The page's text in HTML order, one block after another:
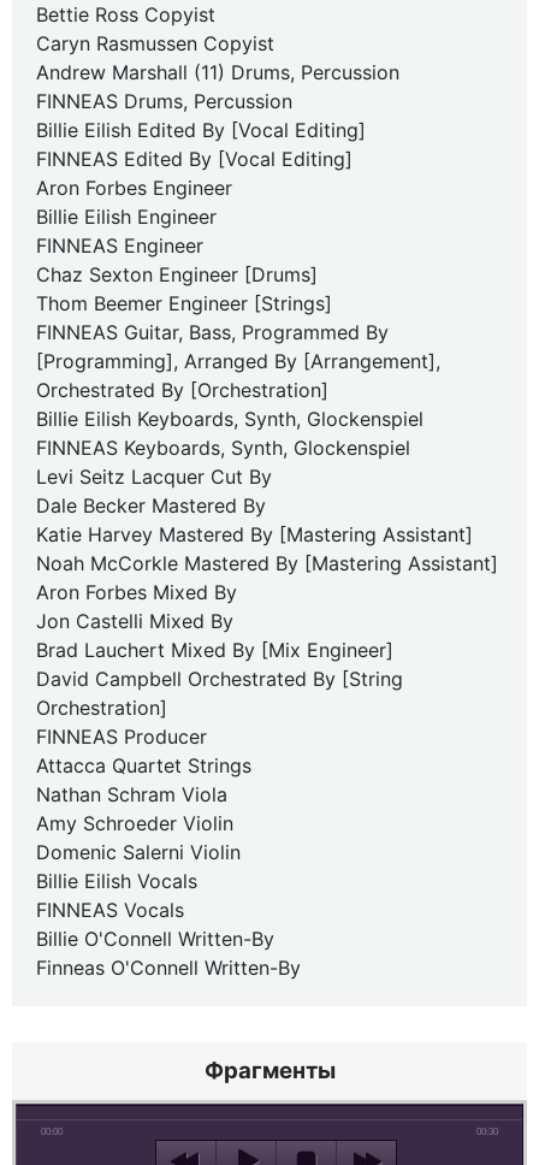
Bettie Ross Copyist
Caryn Rasmussen Copyist
Andrew Marshall (11) Drums, Percussion
FINNEAS Drums, Percussion
Billie Eilish Edited By [Vocal Editing]
FINNEAS Edited By [Vocal Editing]
Aron Forbes Engineer
Billie Eilish Engineer
FINNEAS Engineer
Chaz Sexton Engineer [Drums]
Thom Beemer Engineer [Strings]
FINNEAS Guitar, Bass, Programmed By
[Programming], Arranged By [Arrangement],
Orchestrated By [Orchestration]
Billie Eilish Keyboards, Synth, Glockenspiel
FINNEAS Keyboards, Synth, Glockenspiel
Levi Seitz Lacquer Cut By
Dale Becker Mastered By
Katie Harvey Mastered By [Mastering Assistant]
Noah McCorkle Mastered By [Mastering Assistant]
Aron Forbes Mixed By
Jon Castelli Mixed By
Brad Lauchert Mixed By [Mix Engineer]
David Campbell Orchestrated By [String
Orchestration]
FINNEAS Producer
Attacca Quartet Strings
Nathan Schram Viola
Amy Schroeder Violin
Domenic Salerni Violin
Billie Eilish Vocals
FINNEAS Vocals
Billie O'Connell Written-By
Finneas O'Connell Written-By
Фрагменты
00:00 00:30